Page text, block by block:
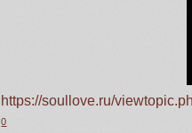
https://soullove.ru/
0